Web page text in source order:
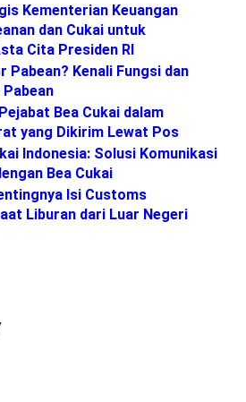
Kementerian Keuangan
dan Cukai untuk
Cita Presiden RI
Pabean? Kenali Fungsi dan
Bea Cukai dalam
yang Dikirim Lewat Pos
Indonesia: Solusi Komunikasi
Bea Cukai
Isi Customs
Liburan dari Luar Negeri